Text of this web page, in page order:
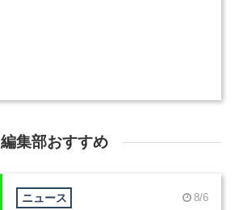
編集部おすすめ
ニュース 8/6